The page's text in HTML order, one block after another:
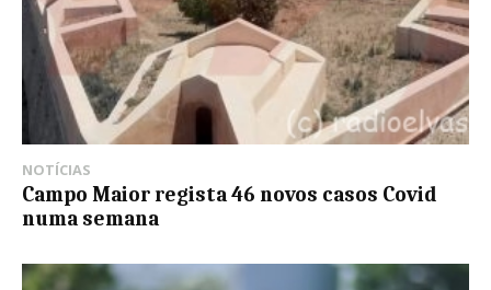
NOTÍCIAS
Campo Maior regista 46 novos casos Covid
numa semana